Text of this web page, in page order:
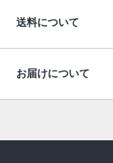
送料について
お届けについて